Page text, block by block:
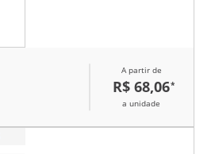
A partir de
R$ 68,06*
a unidade